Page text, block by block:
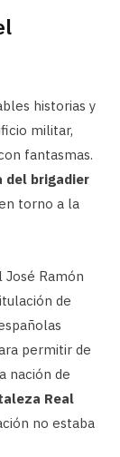
historias y
militar,
fantasmas.
del brigadier
torno a la
Ramón
de
permitir de
nación de
Real
no estaba